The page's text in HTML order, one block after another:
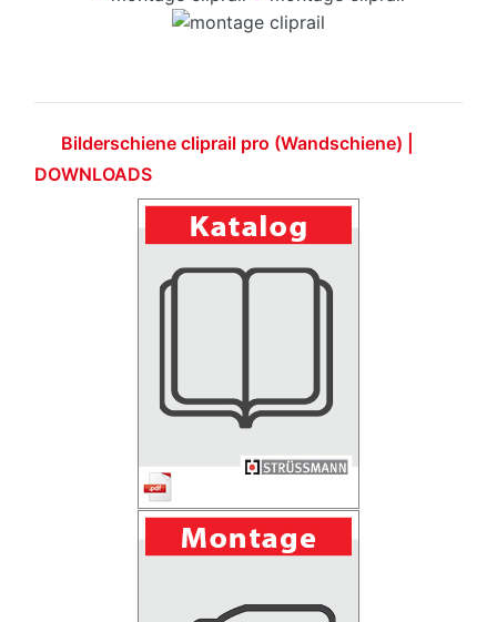
Bilderschiene cliprail pro (Wandschiene) |
DOWNLOADS